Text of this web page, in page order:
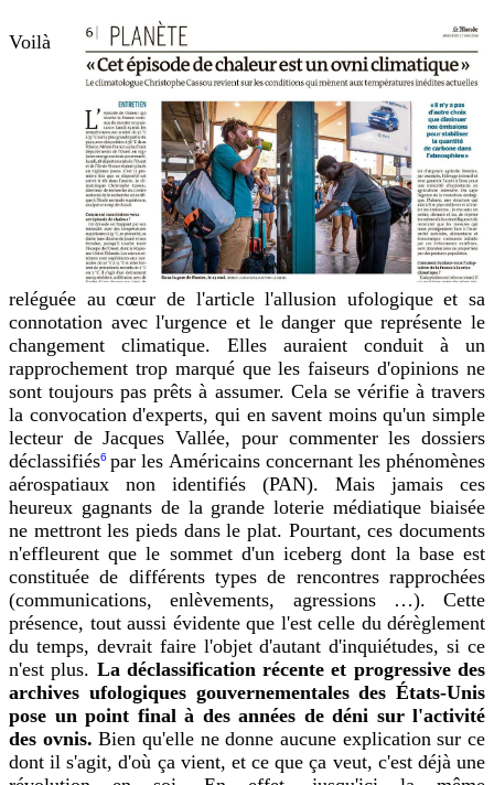
Voilà
reléguée au cœur de l'article l'allusion ufologique et sa
connotation avec l'urgence et le danger que représente le
changement climatique. Elles auraient conduit à un
rapprochement trop marqué que les faiseurs d'opinions ne
sont toujours pas prêts à assumer. Cela se vérifie à travers
la convocation d'experts, qui en savent moins qu'un simple
lecteur de Jacques Vallée, pour commenter les dossiers
déclassifiés6par les Américains concernant les phénomènes
aérospatiaux non identifiés (PAN). Mais jamais ces
heureux gagnants de la grande loterie médiatique biaisée
ne mettront les pieds dans le plat. Pourtant, ces documents
n'effleurent que le sommet d'un iceberg dont la base est
constituée de différents types de rencontres rapprochées
(communications, enlèvements, agressions …). Cette
présence, tout aussi évidente que l'est celle du dérèglement
du temps, devrait faire l'objet d'autant d'inquiétudes, si ce
n'est plus. La déclassification récente et progressive des
archives ufologiques gouvernementales des États-Unis
pose un point final à des années de déni sur l'activité
des ovnis.Bien qu'elle ne donne aucune explication sur ce
dont il s'agit, d'où ça vient, et ce que ça veut, c'est déjà une